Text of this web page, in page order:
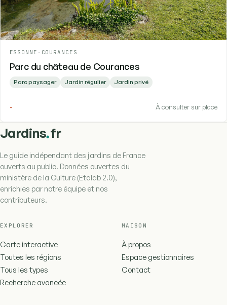
ESSONNE - COURANCES
Parc du château de Courances
Parc paysager Jardin régulier Jardin privé
- À consulter sur place
Jardins.fr
Le guide indépendant des jardins de France
ouverts au public. Données ouvertes du
ministère de la Culture (Etalab 2.0),
enrichies par notre équipe et nos
contributeurs.
EXPLORER
Carte interactive
Toutes les régions
Tous les types
Recherche avancée
MAISON
À propos
Espace gestionnaires
Contact